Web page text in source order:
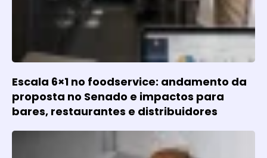
Escala 6×1 no foodservice: andamento da
proposta no Senado e impactos para
bares, restaurantes e distribuidores